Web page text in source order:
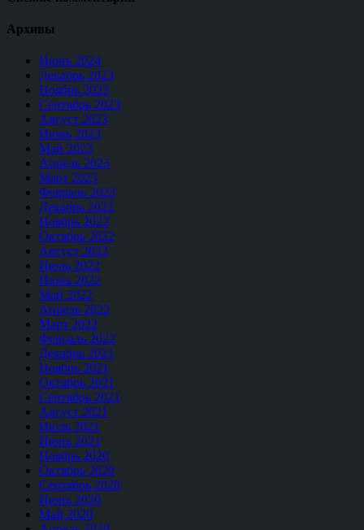
Архивы
Июнь 2024
Декабрь 2023
Ноябрь 2023
Сентябрь 2023
Август 2023
Июнь 2023
Май 2023
Апрель 2023
Март 2023
Февраль 2023
Декабрь 2022
Ноябрь 2022
Октябрь 2022
Август 2022
Июль 2022
Июнь 2022
Май 2022
Апрель 2022
Март 2022
Февраль 2022
Декабрь 2021
Ноябрь 2021
Октябрь 2021
Сентябрь 2021
Август 2021
Июль 2021
Июнь 2021
Ноябрь 2020
Октябрь 2020
Сентябрь 2020
Июнь 2020
Май 2020